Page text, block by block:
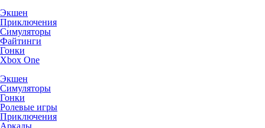
Экшен
Приключения
Симуляторы
Файтинги
Гонки
Xbox One
Экшен
Симуляторы
Гонки
Ролевые игры
Приключения
Аркады